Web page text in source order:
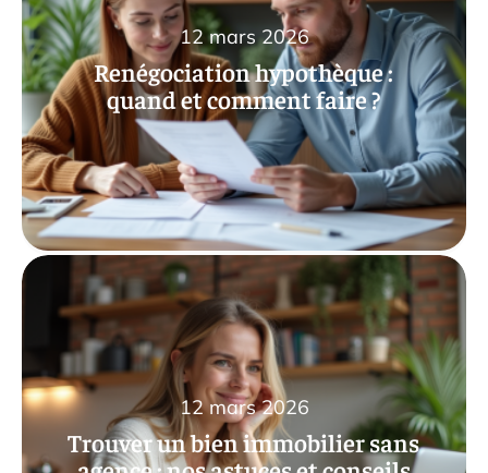
Renégociation hypothèque :
quand et comment faire ?
12 mars 2026
Trouver un bien immobilier sans
12 mars 2026